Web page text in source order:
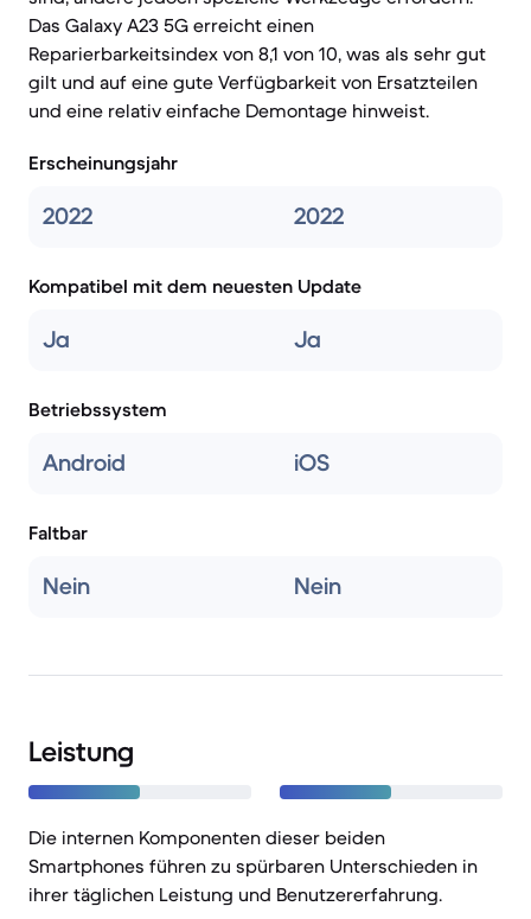
Das Galaxy A23 5G erreicht einen
Reparierbarkeitsindex von 8,1 von 10, was als sehr gut
gilt und auf eine gute Verfügbarkeit von Ersatzteilen
und eine relativ einfache Demontage hinweist.
Erscheinungsjahr
2022 2022
Kompatibel mit dem neuesten Update
Ja Ja
Betriebssystem
Android iOS
Faltbar
Nein Nein
Leistung
Die internen Komponenten dieser beiden
Smartphones führen zu spürbaren Unterschieden in
ihrer täglichen Leistung und Benutzererfahrung.